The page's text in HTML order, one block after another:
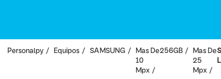
Personalpy Equipos SAMSUNG
Mas De
10
Mpx
256GB
Mas De
25
Mpx